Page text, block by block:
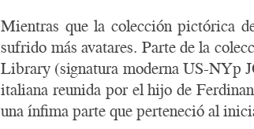
Mientras que la colección pictórica
sufrido más avatares. Parte de la
Library (signatura moderna US-NYp
italiana reunida por el hijo de
una ínfima parte que perteneció al